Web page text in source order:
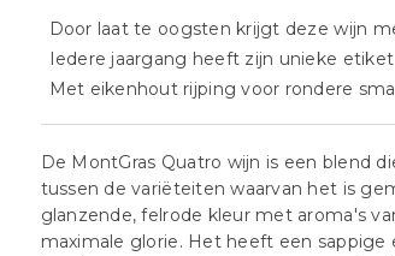
Door laat te oogsten krijgt deze wijn
Iedere jaargang heeft zijn unieke etiket
Met eikenhout rijping voor rondere
De MontGras Quatro wijn is een blend
tussen de variëteiten waarvan het is
glanzende, felrode kleur met aroma's
maximale glorie. Het heeft een sappige